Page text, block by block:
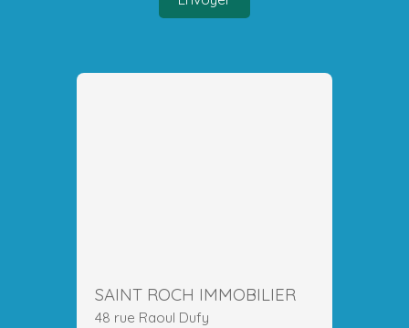
SAINT ROCH IMMOBILIER
48 rue Raoul Dufy